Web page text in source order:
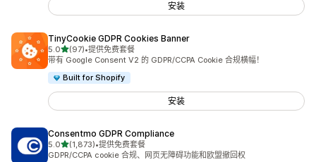
安装
TinyCookie GDPR Cookies Banner
5.0星（满分 5 星）
(97)
总共 97 条评论
•提供免费套餐
带有 Google Consent V2 的 GDPR/CCPA Cookie 合规横幅！
Built for Shopify
安装
Consentmo GDPR Compliance
5.0星（满分 5 星）
(1,873)
总共 1873 条评论
•提供免费套餐
GDPR/CCPA cookie 合规、网页无障碍功能和欧盟撤回权